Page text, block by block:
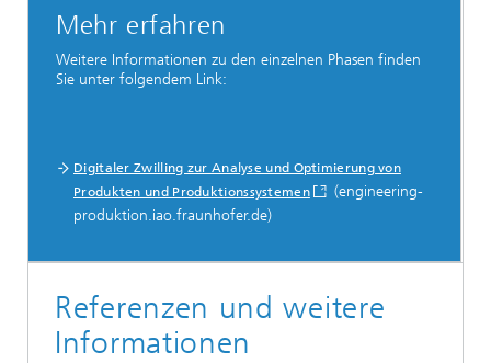
Mehr erfahren
Weitere Informationen zu den einzelnen Phasen finden
Sie unter folgendem Link:
Digitaler Zwilling zur Analyse und Optimierung von
Produkten und Produktionssystemen
(engineering-
produktion.iao.fraunhofer.de)
Referenzen und weitere
Informationen